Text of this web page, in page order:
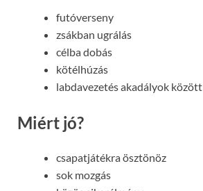
futóverseny
zsákban ugrálás
célba dobás
kötélhúzás
labdavezetés akadályok között
Miért jó?
csapatjátékra ösztönöz
sok mozgás